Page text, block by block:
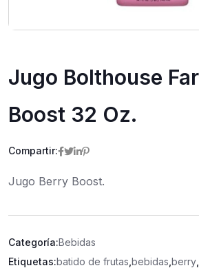
Jugo Bolthouse
Boost 32 Oz.
Compartir:
Jugo Berry Boost.
Categoría:Bebidas
Etiquetas:batido de frutas bebidas berry